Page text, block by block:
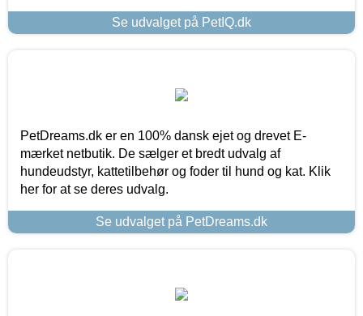
Se udvalget på PetIQ.dk
PetDreams.dk er en 100% dansk ejet og drevet E-
mærket netbutik. De sælger et bredt udvalg af
hundeudstyr, kattetilbehør og foder til hund og kat. Klik
her for at se deres udvalg.
Se udvalget på PetDreams.dk